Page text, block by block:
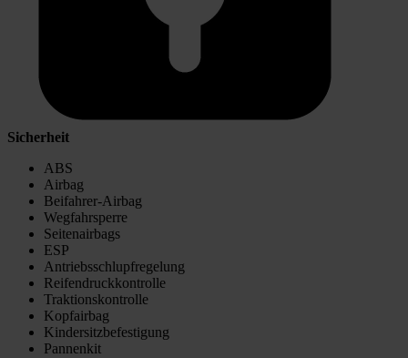
Sicherheit
ABS
Airbag
Beifahrer-Airbag
Wegfahrsperre
Seitenairbags
ESP
Antriebsschlupfregelung
Reifendruckkontrolle
Traktionskontrolle
Kopfairbag
Kindersitzbefestigung
Pannenkit